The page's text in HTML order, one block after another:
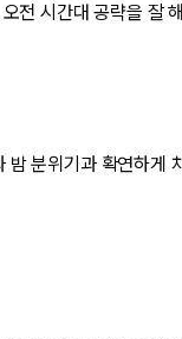
전 시간대 공략을 잘
분위기과 확연하게